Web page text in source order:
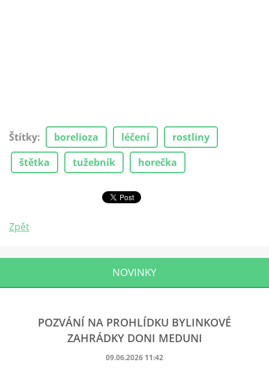
Štítky: borelioza léčení
rostliny
štětka
tužebník horečka
Zpět
NOVINKY
POZVÁNÍ NA PROHLÍDKU BYLINKOVÉ
ZAHRÁDKY DONI MEDUNI
09.06.2026 11:42